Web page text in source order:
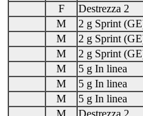
F
Destrezza 2
M
2 g Sprint
M
2 g Sprint
M
2 g Sprint
M
5 g In linea
M
5 g In linea
M
5 g In linea
M
Destrezza 2